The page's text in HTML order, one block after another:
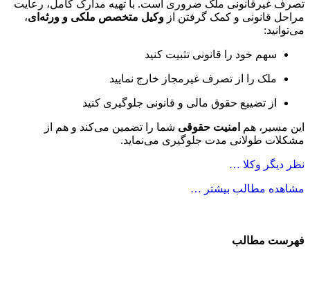
ملک ضروری است. با تهیه مدارک کامل، رعایت
قانونی و کمک گرفتن از وکیل متخصص ملکی و ورثه‌ای ،
سهم خود را قانونی تثبیت کنید
ملک را از تصرف غیرمجاز خارج نمایید
از تضییع حقوق مالی و قانونی جلوگیری کنید
همامنیت حقوقی شما را تضمین می‌کند و هم از
طولانی مدت جلوگیری می‌نماید.
وکلا …
مطالب بیشتر …
مطالب